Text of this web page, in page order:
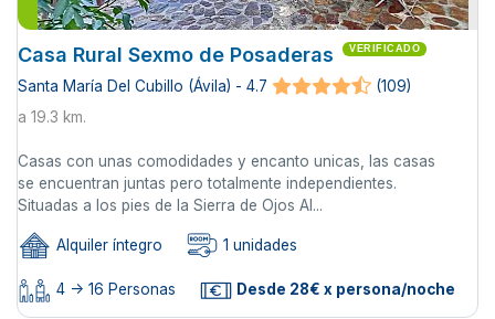
Casa Rural Sexmo de Posaderas VERIFICADO
Santa María Del Cubillo (Ávila) - 4.7
(109)
a 19.3 km.
Casas con unas comodidades y encanto unicas, las casas
se encuentran juntas pero totalmente independientes.
Situadas a los pies de la Sierra de Ojos Al...
Alquiler íntegro 1 unidades
4 -> 16 Personas Desde 28€ x persona/noche